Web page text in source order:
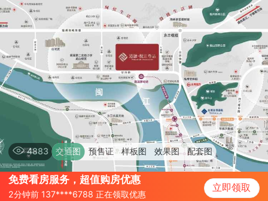
4883 交通图 预售证 样板图 效果图 配套图
免费看房服务，超值购房优惠
2分钟前 137****6788 正在领取优惠
10分钟前 157****6718 正在领取优惠
立即领取